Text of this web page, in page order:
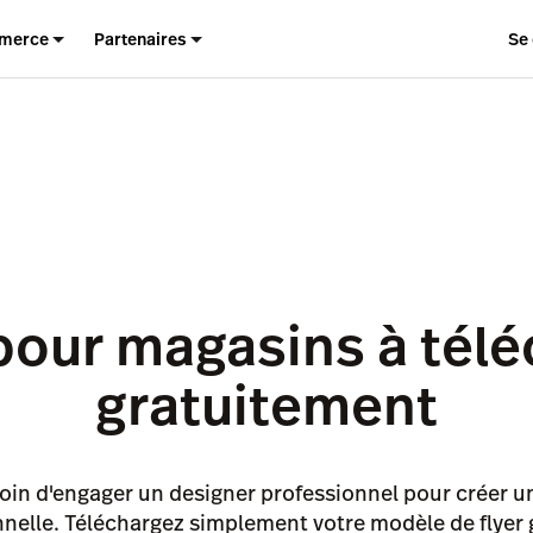
Partenaires
magasins à
gratuitement
d'engager un designer professionnel pour créer
Téléchargez simplement votre modèle de